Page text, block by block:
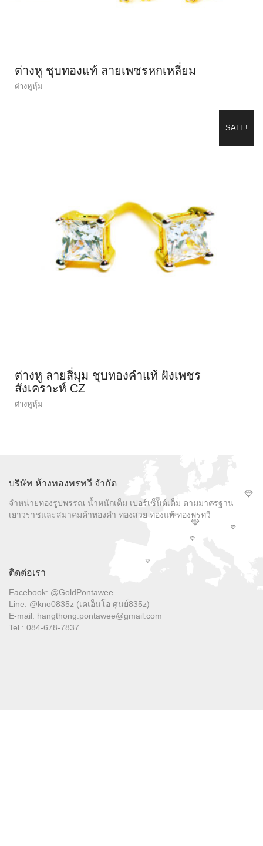
ต่างหู ชุบทองแท้ ลายเพชรหกเหลี่ยม
ต่างหูหุ้ม
SALE!
ต่างหู ลายสี่มุม ชุบทองคำแท้ ฝังเพชร
สังเคราะห์ CZ
ต่างหูหุ้ม
บริษัท ห้างทองพรทวี จำกัด
จำหน่ายทองรูปพรรณ น้ำหนักเต็ม เปอร์เซ็นต์เต็ม ตามมาตรฐาน
เยาวราชและสมาคมค้าทองคำ ทองสวย ทองแท้ ทองพรทวี
ติดต่อเรา
Facebook: @GoldPontawee
Line: @kno0835z (เคเอ็นโอ ศูนย์835z)
E-mail: hangthong.pontawee@gmail.com
Tel.: 084-678-7837